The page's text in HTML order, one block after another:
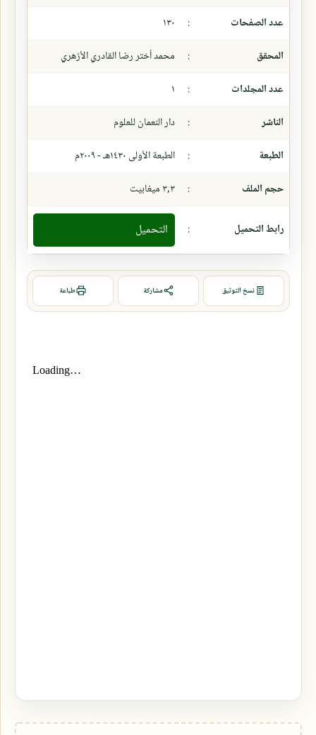
عدد الصفحات
:
١٣٠
المحقق
:
محمد أختر رضا القادري الأزهري
عدد المجلدات
:
١
الناشر
:
دار النعمان للعلوم
الطبعة
:
الطبعة الأولى ١٤٣٠هـ - ٢٠٠٩م
حجم الملف
: ٣,٣ ميغابيت
رابط التحميل : التحميل
نسخ التوثيق مشاركة طباعة